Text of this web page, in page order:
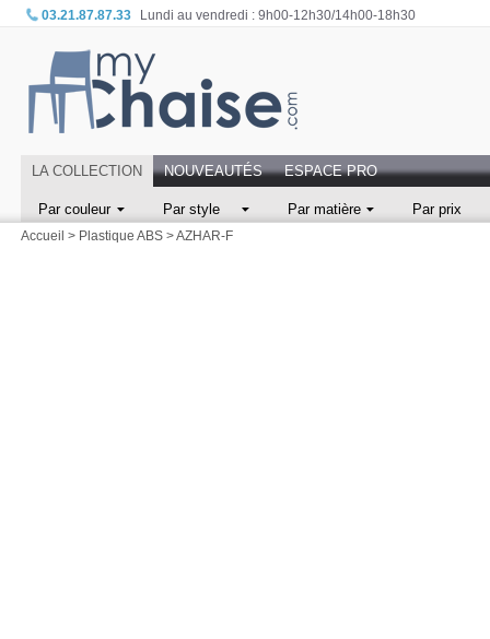
03.21.87.87.33 Lundi au vendredi : 9h00-12h30/14h00-18h30
LA COLLECTION NOUVEAUTÉS ESPACE PRO
Par couleur Par style Par matière Par prix
Accueil > Plastique ABS >AZHAR-F